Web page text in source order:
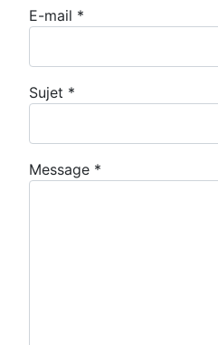
E-mail *
Sujet *
Message *